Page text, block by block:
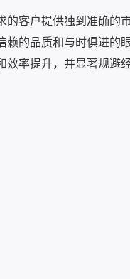
的客户提供独到准确的
赖的品质和与时俱进的
效率提升，并显著规避